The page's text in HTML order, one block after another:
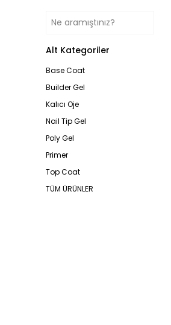
Alt Kategoriler
Base Coat
Builder Gel
Kalıcı Oje
Nail Tip Gel
Poly Gel
Primer
Top Coat
TÜM ÜRÜNLER